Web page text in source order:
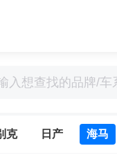
克 日产 海马